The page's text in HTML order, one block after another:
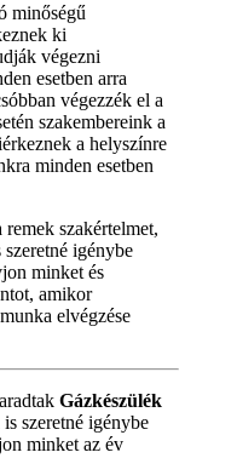
minőségű
ki
végezni
esetben arra
végezzék el a
szakembereink a
a helyszínre
minden esetben
szakértelmet,
igénybe
minket és
amikor
elvégzése
Gázkészülék
szeretné igénybe
minket az év